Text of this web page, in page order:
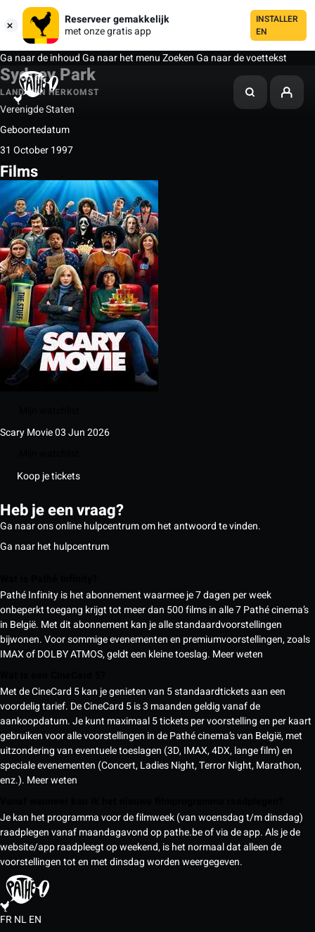
Reserveer gemakkelijk
met onze gratis app
INSTALLER
EN
Ga naar de inhoudGa naar het menuZoekenGa naar de voettekst
Sydney Park
LAND VAN HERKOMST
Verenigde Staten
Geboortedatum
31 October 1997
Films
Scary Movie03 Jun 2026
Koop je tickets
Heb je een vraag?
Ga naar ons online hulpcentrum om het antwoord te vinden.
Ga naar het hulpcentrum
Pathé Infinity is het abonnement waarmee je 7 dagen per week
onbeperkt toegang krijgt tot meer dan 500 films in alle 7 Pathé cinema’s
in België. Met dit abonnement kan je alle standaardvoorstellingen
bijwonen. Voor sommige evenementen en premiumvoorstellingen, zoals
IMAX of DOLBY ATMOS, geldt een kleine toeslag. Meer weten
Met de CineCard 5 kan je genieten van 5 standaardtickets aan een
voordelig tarief. De CineCard 5 is 3 maanden geldig vanaf de
aankoopdatum. Je kunt maximaal 5 tickets per voorstelling en per kaart
gebruiken voor alle voorstellingen in de Pathé cinema’s van België, met
uitzondering van eventuele toeslagen (3D, IMAX, 4DX, lange film) en
speciale evenementen (Concert, Ladies Night, Terror Night, Marathon,
enz.). Meer weten
Je kan het programma voor de filmweek (van woensdag t/m dinsdag)
raadplegen vanaf maandagavond op pathe.be of via de app. Als je de
website/app raadpleegt op weekend, is het normaal dat alleen de
voorstellingen tot en met dinsdag worden weergegeven.
FRNLEN